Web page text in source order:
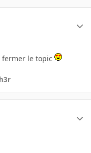
fermer le topic